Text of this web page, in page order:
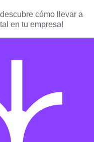
cómo llevar a
en tu empresa!